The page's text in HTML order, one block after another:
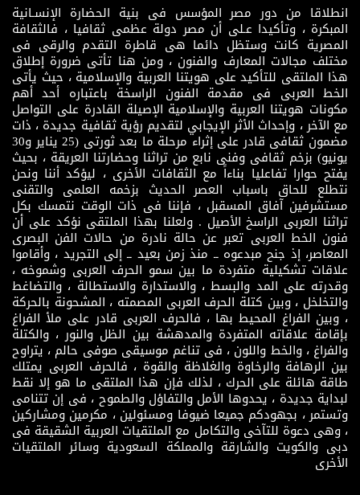
انطلاقا من دور مصر المؤسس فى بنية الحضارة الإنسـانية
المبكرة ، وتأكيدا عـلى أن مصر دولة عظمى ثقافيا ، فالثقافة
المصرية كانت وستظل دائما هى قاطرة التقدم والرقى فى
مختلف مجالات المعارف والفنون ، ومن هنا تأتى ضرورة إطلاق
هذا الملتقى للتأكيد على هويتنا العربية والإسلامية ، حيث يأتى
الخط العربى فى مقدمة الفنون الراسخة باعتباره أحد أهم
مكونات هويتنا العربية والإسلامية الإصيلة القادرة على التواصل
مع الآخر ، وإحداث الأثر الإيجابي لتقديم رؤية ثقافية جديدة ، ذات
مضمون ثقافى قادر على إثراء مرحلة ما بعد ثورتى (25 يناير و30
يونيو) بزخم ثقافى وفنى نابع من تراثنا وحضارتنا العريقة ، بحيث
يفتح حوارا تفاعليا بناءاً مع الثقافات الأخرى ، ليؤكد أننا ونحن
نتطلع للحاق باسباب العصر الحديث بزخمه العلمى والتقنى
مستشرفين آفاق المسقبل ، فإننا فى ذات الوقت نتمسك بكل
تراثنا العربى الراسخ الأصيل . ولعلنا بهذا الملتقى نؤكد على أن
فنون الخط العربى تعبر عن حالة نادرة من حالات الفن البصرى
المعاصر، إذ جنح مبدعوه ــ منذ زمن بعيد ــ إلى التجريد ، وأقاموا
علاقات تشكيلية متفردة ما بين سمو الحرف العربى وشموخه ،
وقدرته على المد والبسط ، والاستدارة والاستطالة ، والتضاغط
والتخلخل ، وبين كتلة الحرف العربى المصمته ، المشحونة بالحركة
، وبين الفراغ المحيط بها ، فالحرف العربى قادر على ملأ الفراغ
بإقامة علاقاته المتفردة والمدهشة بين الظل والنور ، والكتلة
والفراغ ، والخط واللون ، فى تناغم موسيقى صوفى حالم ، يتراوح
بين الرهافة والرخاوة والغلاظة والقوة ، فالحرف العربى يمتلك
طاقة هائلة على الحرك ، لذلك فإن هذا الملتقى ما هو إلا نقط
لبداية جديدة ، يحدوها الأمل والتفاؤل والطموح ، فى إن تتنامى
وتستمر ، بجهودكم جميعا ضيوفا ومسئولين ، مكرمين ومشاركين
، وهى دعوة للتآخى والتكامل مع الملتقيات العربية الشقيقة فى
دبى والكويت والشارقة والمملكة السعودية وسائر الملتقيات
الأخرى